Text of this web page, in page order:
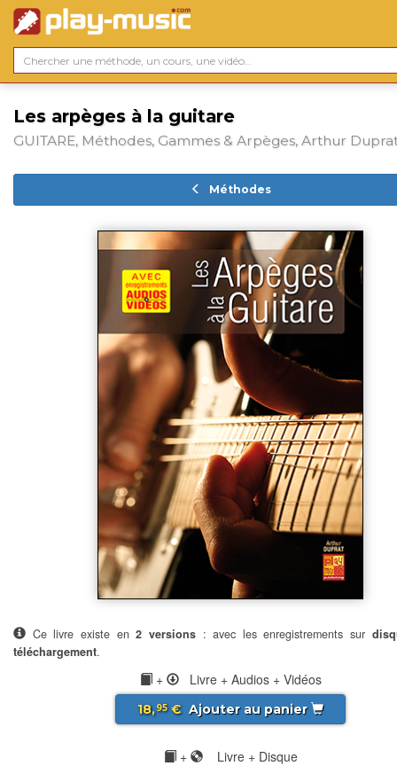
Les arpèges à la guitare
GUITARE, Méthodes, Gammes & Arpèges, Arthur
Méthodes
Ce livre existe en2 versions: avec les enregistrements sur
téléchargement.
+ Livre + Audios + Vidéos
18,95€ Ajouter au panier
+ Livre + Disque